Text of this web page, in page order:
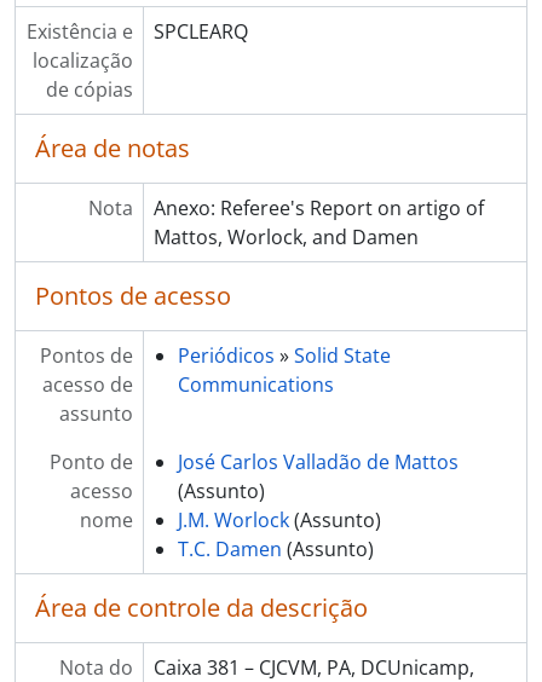
Existência e
localização
de cópias
SPCLEARQ
Área de notas
Nota
Anexo: Referee's Report on artigo of
Mattos, Worlock, and Damen
Pontos de acesso
Pontos de
acesso de
assunto
Periódicos »Solid State
Communications
Ponto de
acesso
nome
José Carlos Valladão de Mattos
(Assunto)
J.M. Worlock(Assunto)
T.C. Damen (Assunto)
Área de controle da descrição
Nota do
Caixa 381 – CJCVM, PA, DCUnicamp,